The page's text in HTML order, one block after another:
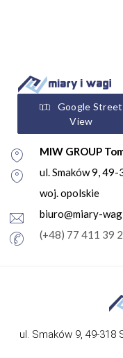
Google Street
View
MIW GROUP
ul. Smaków 9,
woj. opolskie
biuro@miary-
(+48) 77 411 39
ul. Smaków 9, 49-318